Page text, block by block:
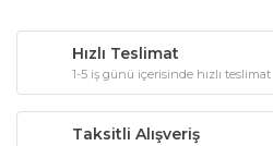
Hızlı Teslimat
1-5 iş günü içerisinde hızlı teslimat
Taksitli Alışveriş